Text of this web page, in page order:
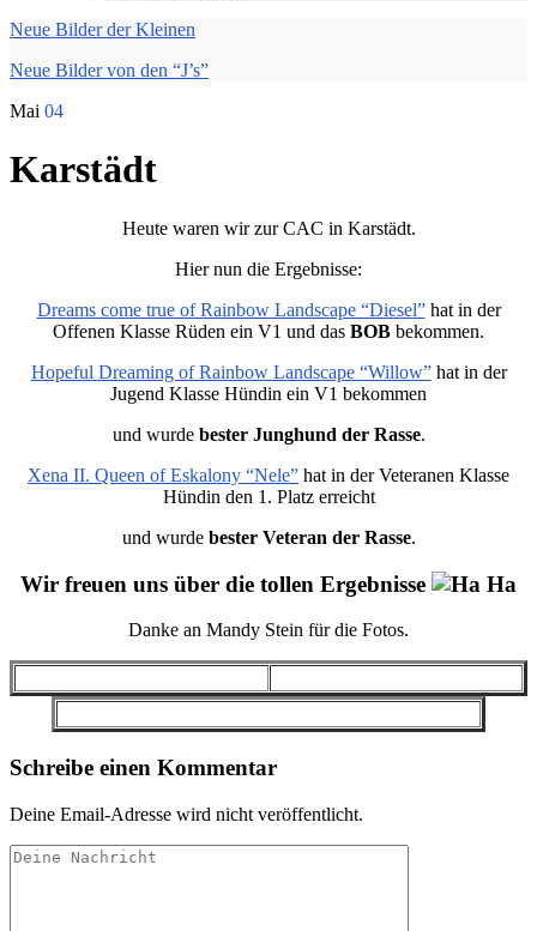
Neue Bilder der Kleinen
Neue Bilder von den “J’s”
Mai 04
Karstädt
Heute waren wir zur CAC in Karstädt.
Hier nun die Ergebnisse:
Dreams come true of Rainbow Landscape “Diesel”hat in der
Offenen Klasse Rüden ein V1 und das BOB bekommen.
Hopeful Dreaming of Rainbow Landscape “Willow”hat in der
Jugend Klasse Hündin ein V1 bekommen
und wurde bester Junghund der Rasse.
Xena II. Queen of Eskalony “Nele” hat in der Veteranen Klasse
Hündin den 1. Platz erreicht
und wurde bester Veteran der Rasse.
Wir freuen uns über die tollen Ergebnisse
Danke an Mandy Stein für die Fotos.
Schreibe einen Kommentar
Deine Email-Adresse wird nicht veröffentlicht.